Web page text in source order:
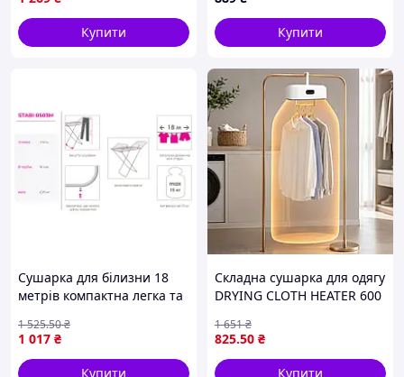
Срібляста
Купити
Купити
Сушарка для білизни 18
метрів компактна легка та
балкона FLAME
1 017 ₴
1 525.50₴
Купити
Складна сушарка для одягу
DRYING CLOTH HEATER 600
одягу 110 см
825.50 ₴
1 651₴
Купити